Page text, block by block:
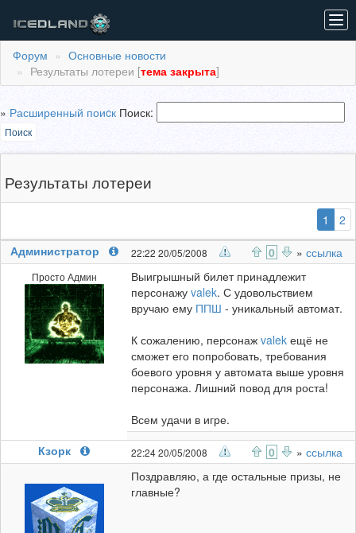
Форум
Основные новости
Результаты лотереи [тема закрыта]
» Расширенный поиcк Поиск:
Поиск
Результаты лотереи
1
2
Администратор
22:22 20/05/2008 0 » ссылка
Просто Админ
Выигрышный билет принадлежит
персонажу valek. С удовольствием
вручаю ему ППШ - уникальный автомат.
К сожалению, персонаж valek ещё не
сможет его попробовать, требования
боевого уровня у автомата выше уровня
персонажа. Лишний повод для роста!
Всем удачи в игре.
Кзорк
22:24 20/05/2008 0 » ссылка
Поздравляю, а где остальные призы, не
главные?